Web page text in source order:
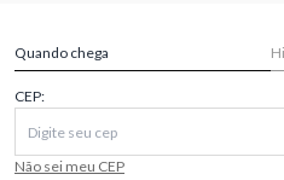
Quando chega
CEP:
Não sei meu CEP